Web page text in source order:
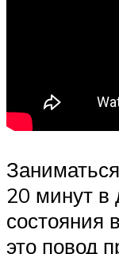
20 минут в
состояния
это повод